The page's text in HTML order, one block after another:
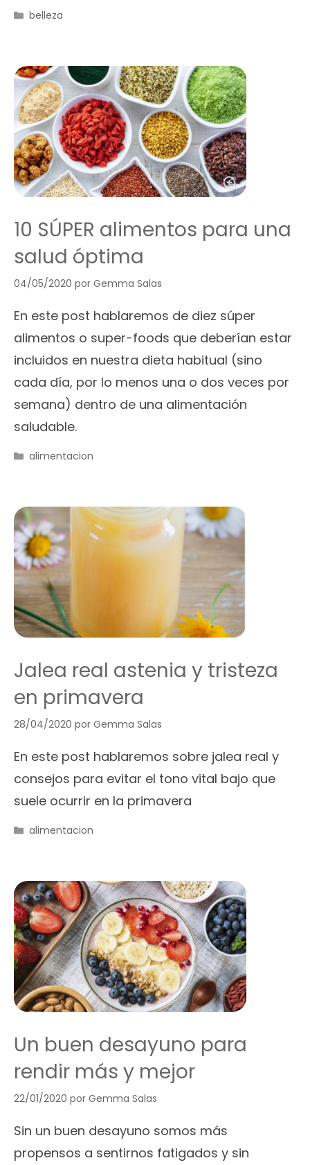
Categorías
belleza
10 SÚPER alimentos para una
salud óptima
04/05/2020 por Gemma Salas
En este post hablaremos de diez súper
alimentos o super-foods que deberían estar
incluidos en nuestra dieta habitual (sino
cada día, por lo menos una o dos veces por
semana) dentro de una alimentación
saludable.
Categorías
alimentacion
Jalea real astenia y tristeza
en primavera
28/04/2020 por Gemma Salas
En este post hablaremos sobre jalea real y
consejos para evitar el tono vital bajo que
suele ocurrir en la primavera
Categorías
alimentacion
Un buen desayuno para
rendir más y mejor
22/01/2020 por Gemma Salas
Sin un buen desayuno somos más
propensos a sentirnos fatigados y sin